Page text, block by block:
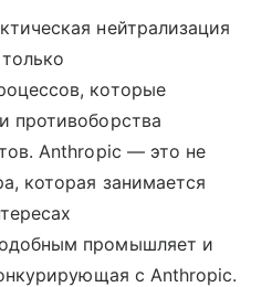
нейтрализация
которые
противоборства
Anthropic — это не
которая занимается
промышляет и
с Anthropic.